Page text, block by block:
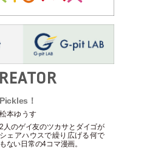
Pickles！
松本ゆうす
2人のゲイ友のツカサとダイゴが
シェアハウスで繰り広げる何で
もない日常の4コマ漫画。